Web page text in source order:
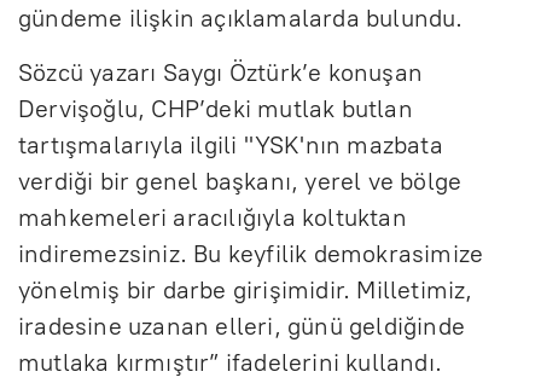
gündeme ilişkin açıklamalarda bulundu.
Sözcü yazarı Saygı Öztürk’e konuşan
Dervişoğlu, CHP’deki mutlak butlan
tartışmalarıyla ilgili "YSK'nın mazbata
verdiği bir genel başkanı, yerel ve bölge
mahkemeleri aracılığıyla koltuktan
indiremezsiniz. Bu keyfilik demokrasimize
yönelmiş bir darbe girişimidir. Milletimiz,
iradesine uzanan elleri, günü geldiğinde
mutlaka kırmıştır” ifadelerini kullandı.